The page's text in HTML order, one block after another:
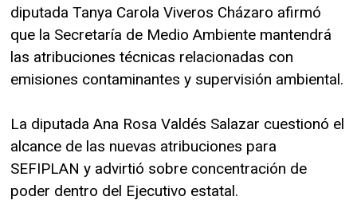
diputada Tanya Carola Viveros Cházaro afirmó
que la Secretaría de Medio Ambiente mantendrá
las atribuciones técnicas relacionadas con
emisiones contaminantes y supervisión ambiental.
La diputada Ana Rosa Valdés Salazar cuestionó el
alcance de las nuevas atribuciones para
SEFIPLAN y advirtió sobre concentración de
poder dentro del Ejecutivo estatal.